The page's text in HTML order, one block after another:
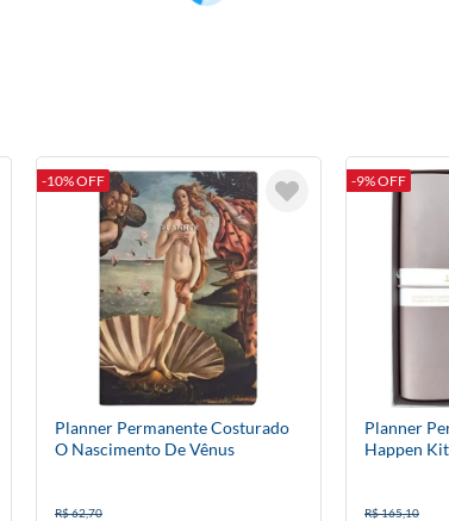
-10% OFF
Planner Permanente Costurado
O Nascimento De Vênus
R$ 62,70
-9% OFF
Planner
Happen
R$ 165,10